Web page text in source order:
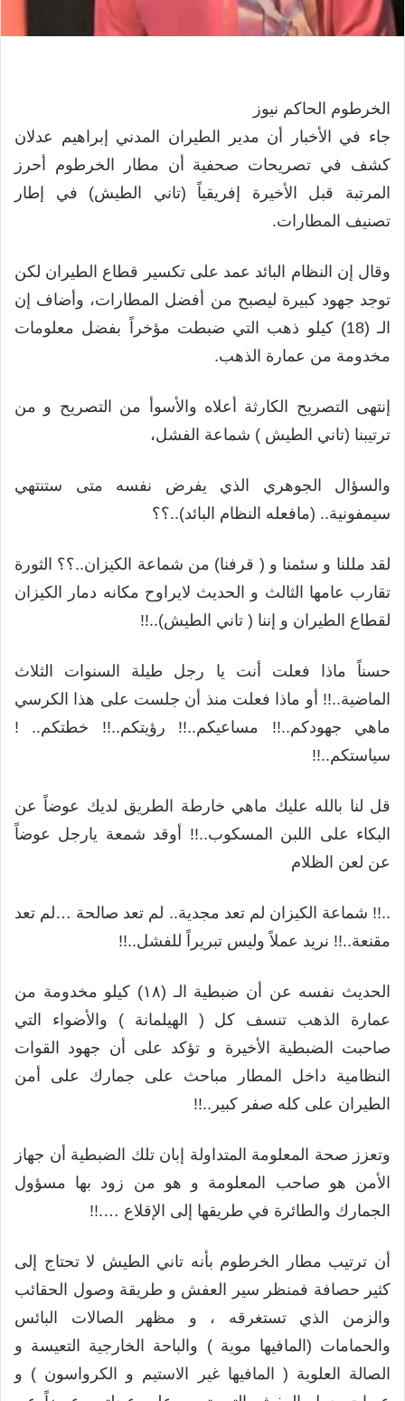
الخرطوم الحاكم نيوز
جاء في الأخبار أن مدير الطيران المدني إبراهيم عدلان
كشف في تصريحات صحفية أن مطار الخرطوم أحرز
المرتبة قبل الأخيرة إفريقياً (تاني الطيش) في إطار
تصنيف المطارات.
وقال إن النظام البائد عمد على تكسير قطاع الطيران لكن
توجد جهود كبيرة ليصبح من أفضل المطارات، وأضاف إن
الـ (18) كيلو ذهب التي ضبطت مؤخراً بفضل معلومات
مخدومة من عمارة الذهب.
إنتهى التصريح الكارثة أعلاه والأسوأ من التصريح و من
ترتيبنا (تاني الطيش ) شماعة الفشل،
والسؤال الجوهري الذي يفرض نفسه متى ستنتهي
سيمفونية.. (مافعله النظام البائد)..؟؟
لقد مللنا و سئمنا و ( قرفنا) من شماعة الكيزان..؟؟ الثورة
تقارب عامها الثالث و الحديث لايراوح مكانه دمار الكيزان
لقطاع الطيران و إننا ( تاني الطيش)..!!
حسناً ماذا فعلت أنت يا رجل طيلة السنوات الثلاث
الماضية..!! أو ماذا فعلت منذ أن جلست على هذا الكرسي
ماهي جهودكم..!! مساعيكم..!! رؤيتكم..!! خطتكم.. !
سياستكم..!!
قل لنا بالله عليك ماهي خارطة الطريق لديك عوضاً عن
البكاء على اللبن المسكوب..!! أوقد شمعة يارجل عوضاً
عن لعن الظلام
..!! شماعة الكيزان لم تعد مجدية.. لم تعد صالحة …لم تعد
مقنعة..!! نريد عملاً وليس تبريراً للفشل..!!
الحديث نفسه عن أن ضبطية الـ (١٨) كيلو مخدومة من
عمارة الذهب تنسف كل ( الهيلمانة ) والأضواء التي
صاحبت الضبطية الأخيرة و تؤكد على أن جهود القوات
النظامية داخل المطار مباحث على جمارك على أمن
الطيران على كله صفر كبير..!!
وتعزز صحة المعلومة المتداولة إبان تلك الضبطية أن جهاز
الأمن هو صاحب المعلومة و هو من زود بها مسؤول
الجمارك والطائرة في طريقها إلى الإقلاع ….!!
أن ترتيب مطار الخرطوم بأنه تاني الطيش لا تحتاج إلى
كثير حصافة فمنظر سير العفش و طريقة وصول الحقائب
والزمن الذي تستغرقه ، و مظهر الصالات البائس
والحمامات (المافيها موية ) والباحة الخارجية التعيسة و
الصالة العلوية ( المافيها غير الاستيم و الكرواسون ) و